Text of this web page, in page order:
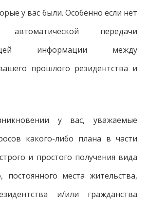
у вас были. Особенно если нет
автоматической передачи
информации между
прошлого резидентства и
у вас, уважаемые
какого-либо плана в части
и простого получения вида
постоянного места жительства,
и/или гражданства